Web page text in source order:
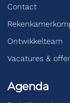
Contact
Ontwikkelteam
Vacatures &
Agenda